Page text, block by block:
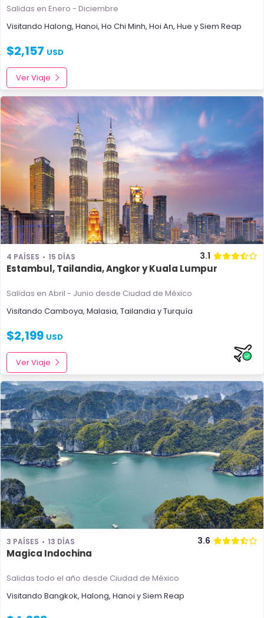
Salidas en Enero - Diciembre
Visitando Halong, Hanoi, Ho Chi Minh, Hoi An, Hue ySiem Reap
$2,157 USD
Ver Viaje
4 PAÍSES 15 DÍAS 3.1
Estambul, Tailandia, Angkor y Kuala Lumpur
Salidas en Abril - Junio desde Ciudad de México
Visitando Camboya, Malasia, Tailandia yTurquía
$2,199 USD
Ver Viaje
3 PAÍSES 13 DÍAS 3.6
Magica Indochina
Salidas todo el año desde Ciudad de México
Visitando Bangkok, Halong, Hanoi ySiem Reap